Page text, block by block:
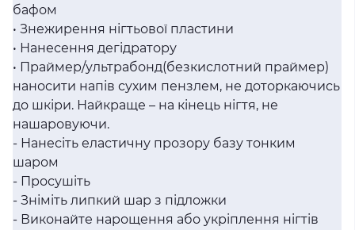
бафом
• Знежирення нігтьової пластини
• Нанесення дегідратору
• Праймер/ультрабонд(безкислотний праймер)
наносити напів сухим пензлем, не доторкаючись
до шкіри. Найкраще – на кінець нігтя, не
нашаровуючи.
- Нанесіть еластичну прозору базу тонким
шаром
- Просушіть
- Зніміть липкий шар з підложки
- Виконайте нарощення або укріплення нігтів